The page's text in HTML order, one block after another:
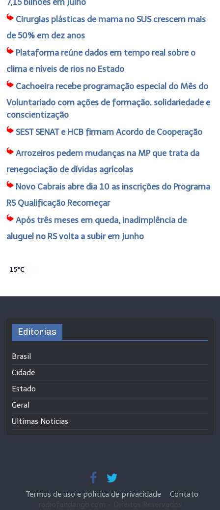
7,15 bilhões em julho
Cirurgias plásticas de mama no SUS crescem mais
de 50% em dez anos
Plataforma reúne dados em tempo real sobre o
clima e níveis de rios no Estado
Cachoeira recebe programação especial do Mês do
Voluntariado com ações de formação, solidariedade e
conscientização
SEST SENAT e HCB firmam Acordo de Cooperação
Arrozeiros pedem mudanças na MP que trata da
renegociação de dívidas agrícolas
Novo Cabrais abre dia 10 as inscrições do Programa
RS Qualificação Recomeçar
Após três meses em queda, inadimplência de
aluguel no RS volta a subir em junho
15°C
Editorias
Brasil
Cidade
Estado
Geral
Ultimas Noticias
Termos de uso e política de privacidade
Contato